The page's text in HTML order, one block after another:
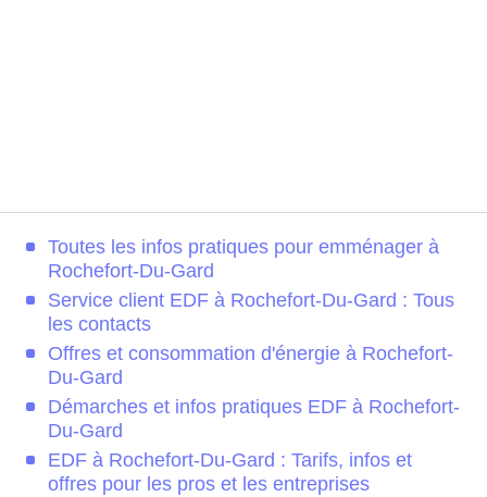
Toutes les infos pratiques pour emménager à
Rochefort-Du-Gard
Service client EDF à Rochefort-Du-Gard : Tous
les contacts
Offres et consommation d'énergie à Rochefort-
Du-Gard
Démarches et infos pratiques EDF à Rochefort-
Du-Gard
EDF à Rochefort-Du-Gard : Tarifs, infos et
offres pour les pros et les entreprises